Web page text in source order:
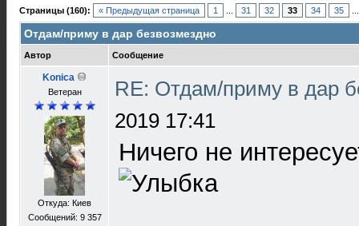
Страницы (160): « Предыдущая страница 1 31 32 33 34 35
Отдам/приму в дар безвозмездно
Автор Сообщение
Konica
Ветеран
Откуда: Киев
Сообщений: 9 357
RE: Отдам/приму в дар
2019 17:41
Ничего не